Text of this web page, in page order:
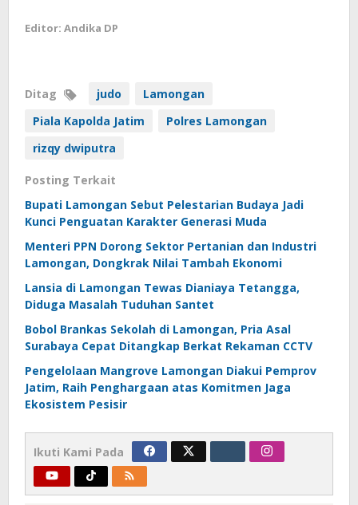
Editor: Andika DP
Ditag judo
Lamongan
Piala Kapolda Jatim
Polres Lamongan
rizqy dwiputra
Posting Terkait
Bupati Lamongan Sebut Pelestarian Budaya Jadi
Kunci Penguatan Karakter Generasi Muda
Menteri PPN Dorong Sektor Pertanian dan Industri
Lamongan, Dongkrak Nilai Tambah Ekonomi
Lansia di Lamongan Tewas Dianiaya Tetangga,
Diduga Masalah Tuduhan Santet
Bobol Brankas Sekolah di Lamongan, Pria Asal
Surabaya Cepat Ditangkap Berkat Rekaman CCTV
Pengelolaan Mangrove Lamongan Diakui Pemprov
Jatim, Raih Penghargaan atas Komitmen Jaga
Ekosistem Pesisir
Ikuti Kami Pada